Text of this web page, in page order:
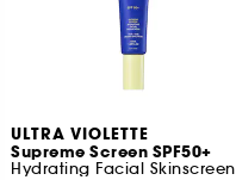
ULTRA VIOLETTE
Supreme Screen SPF50+
Hydrating Facial Skinscreen